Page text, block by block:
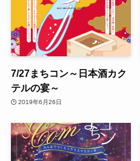
7/27まちコン～日本酒カク
テルの宴～
2019年6月26日